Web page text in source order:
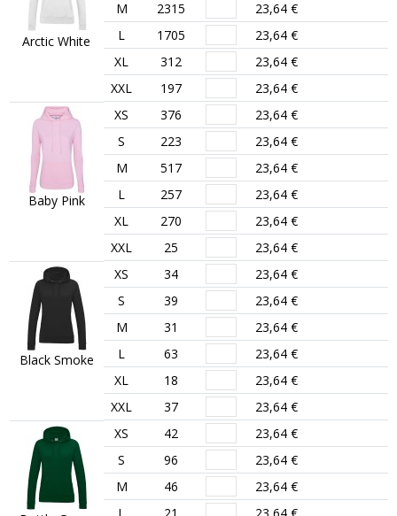
Arctic White
M 2315
23,64 €
L
1705
23,64 €
XL
312
23,64 €
XXL
197 23,64 €
Baby Pink
XS 376
23,64 €
S
223
23,64 €
M
517
23,64 €
L
257
23,64 €
XL
270
23,64 €
XXL
25 23,64 €
Black Smoke
XS 34
23,64 €
S
39
23,64 €
M
31
23,64 €
L
63
23,64 €
XL
18
23,64 €
XXL
37 23,64 €
XS 42
23,64 €
S
96
23,64 €
M
46
23,64 €